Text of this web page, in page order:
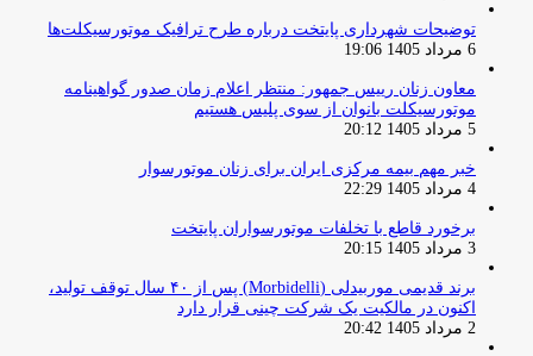
توضیحات شهرداری پایتخت درباره طرح ترافیک موتورسیکلت‌ها
6 مرداد 1405 19:06
معاون زنان رییس جمهور: منتظر اعلام زمان صدور گواهینامه
موتورسیکلت بانوان از سوی پلیس هستیم
5 مرداد 1405 20:12
خبر مهم بیمه مرکزی ایران برای زنان موتورسوار
4 مرداد 1405 22:29
برخورد قاطع با تخلفات موتورسواران پایتخت
3 مرداد 1405 20:15
برند قدیمی موربیدلی (Morbidelli) پس از ۴۰ سال توقف تولید،
اکنون در مالکیت یک شرکت چینی قرار دارد
2 مرداد 1405 20:42